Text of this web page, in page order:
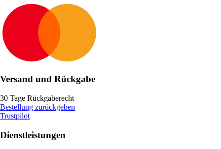
Versand und Rückgabe
30 Tage Rückgaberecht
Bestellung zurückgeben
Trustpilot
Dienstleistungen